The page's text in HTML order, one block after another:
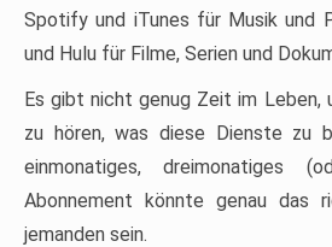
Spotify und iTunes für Musik und
und Hulu für Filme, Serien und
Es gibt nicht genug Zeit im Leben,
zu hören, was diese Dienste zu
einmonatiges, dreimonatiges
Abonnement könnte genau das
jemanden sein.